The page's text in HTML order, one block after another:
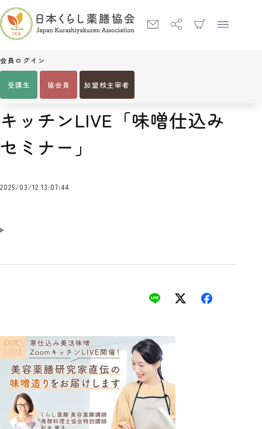
会員ログイン
受講生 協会員 加盟校主宰者
Home キッチンLIVE「味噌仕込みセミナー」
キッチンLIVE「味噌仕込み
セミナー」
2025/03/12 13:07:44